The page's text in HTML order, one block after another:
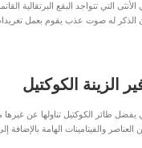
التي تتواجد البقع البرتقالية
الذكر له صوت عذب يقوم بعمل
الزينة الكوكتيل
يفضل طائر الكوكتيل تناولها عن
والفيتامينات الهامة بالإضافة